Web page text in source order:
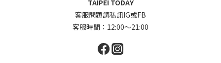
TAIPEI TODAY
客服問題請私訊IG或FB
客服時間：12:00～21:00